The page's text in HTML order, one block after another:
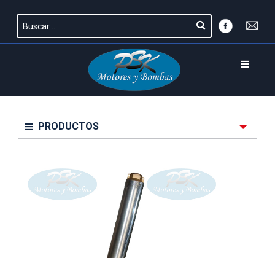
PRODUCTOS